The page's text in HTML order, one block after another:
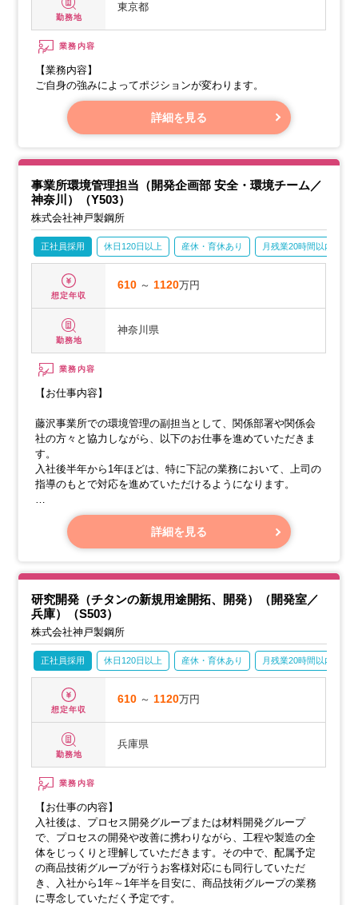
勤務地
東京都
業務内容
【業務内容】
ご自身の強みによってポジションが変わります。
詳細を見る
事業所環境管理担当（開発企画部 安全・環境チーム／
神奈川）（Y503）
株式会社神戸製鋼所
正社員採用 休日120日以上 産休・育休あり 月残業20時間以内
想定年収
610 ～1120万円
勤務地
神奈川県
業務内容
【お仕事内容】
藤沢事業所での環境管理の副担当として、関係部署や関係会
社の方々と協力しながら、以下のお仕事を進めていただきま
す。
入社後半年から1年ほどは、特に下記の業務において、上司の
指導のもとで対応を進めていただけるようになります。
・環境マネジメントシステム（EMS）の運営サポート
・環境に関する法令の遵守対応
・排水処理施設の運営管理
詳細を見る
研究開発（チタンの新規用途開拓、開発）（開発室／
兵庫）（S503）
株式会社神戸製鋼所
正社員採用 休日120日以上 産休・育休あり 月残業20時間以内
想定年収
610 ～1120万円
勤務地
兵庫県
業務内容
【お仕事の内容】
入社後は、プロセス開発グループまたは材料開発グループ
で、プロセスの開発や改善に携わりながら、工程や製造の全
体をじっくりと理解していただきます。その中で、配属予定
の商品技術グループが行うお客様対応にも同行していただ
き、入社から1年～1年半を目安に、商品技術グループの業務
に専念していただく予定です。